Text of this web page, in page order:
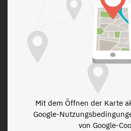
Mit dem Öffnen der Karte
Google-
von Google-